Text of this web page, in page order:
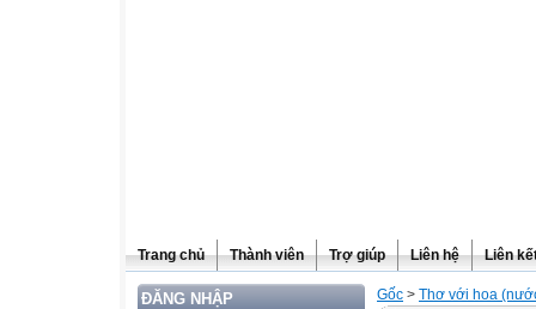
Trang chủ Thành viên Trợ giúp Liên hệ Liên
ĐĂNG NHẬP Gốc > Thơ với hoa